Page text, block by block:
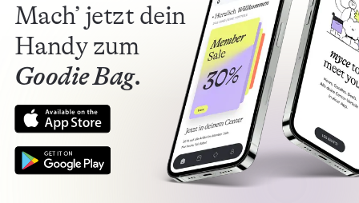
Mach’ jetzt dein
Handy zum
Goodie Bag.